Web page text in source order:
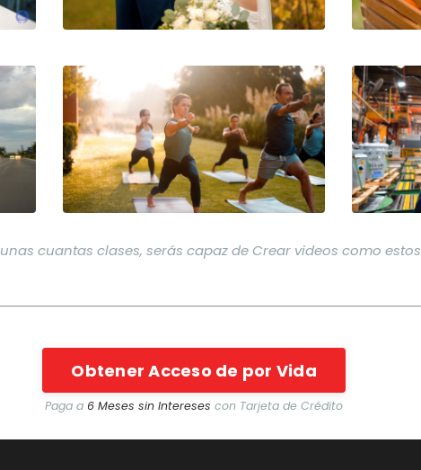
unas cuantas clases, serás capaz de Crear videos como estos
Obtener Acceso de por Vida
Paga a 6 Meses sin Intereses con Tarjeta de Crédito